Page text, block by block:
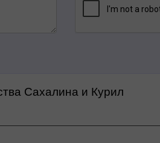
Сахалина и Курил